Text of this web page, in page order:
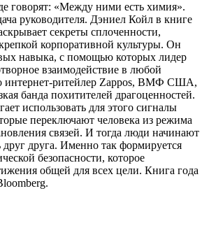
говорят: «Между ними есть химия».
руководителя. Дэниел Койл в книге
секреты сплоченности,
корпоративной культуры. Он
навыка, с помощью которых лидер
взаимодействие в любой
интернет-ритейлер Zappos, ВМФ США,
банда похитителей драгоценностей.
использовать для этого сигналы
переключают человека из режима
связей. И тогда люди начинают
друга. Именно так формируется
безопасности, которое
общей для всех цели. Книга года